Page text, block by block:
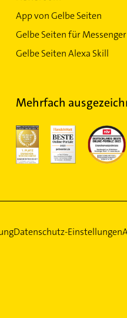
App von Gelbe Seiten
Gelbe Seiten für Messenger
Gelbe Seiten Alexa Skill
Mehrfach
Datenschutz-Einstellungen